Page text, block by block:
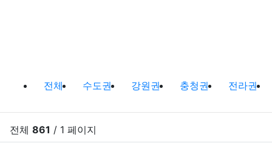
바다낚시,원투낚시,배낚시 포인트
전체 수도권 강원권 충청권 전라권
전체 861 / 1 페이지